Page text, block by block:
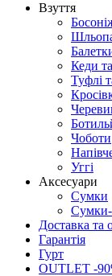
Взуття
Кеди
Туфлі
Чоботи
Уггі
Аксесуари
Сумки
Доставка та
Гарантія
Гурт
OUTLET -